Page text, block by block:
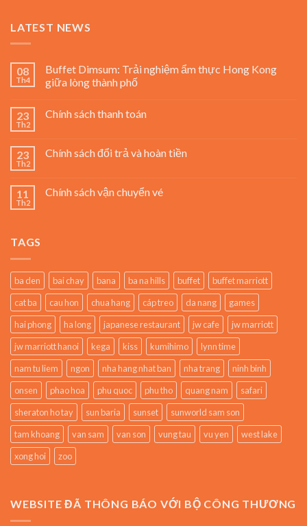
LATEST NEWS
08
Th4
Buffet Dimsum: Trải nghiệm ẩm thực Hong Kong
giữa lòng thành phố
23
Th2
Chính sách thanh toán
23
Th2
Chính sách đổi trả và hoàn tiền
11
Th2
Chính sách vận chuyển vé
TAGS
ba den bai chay bana ba na hills buffet
buffet marriott
cat ba
cau hon chua hang cáp treo da nang
games
hai phong
ha long japanese restaurant jw cafe
jw marriott
jw marriott hanoi
kega kiss kumihimo
lynn time
nam tu liem
ngon nha hang nhat ban nha trang
ninh binh
onsen
phao hoa phu quoc phu tho quang nam
safari
sheraton ho tay
sun baria sunset
sunworld sam son
tam khoang
van sam van son vung tau vu yen
west lake
xong hoi
zoo
WEBSITE ĐÃ THÔNG BÁO VỚI BỘ CÔNG THƯƠNG